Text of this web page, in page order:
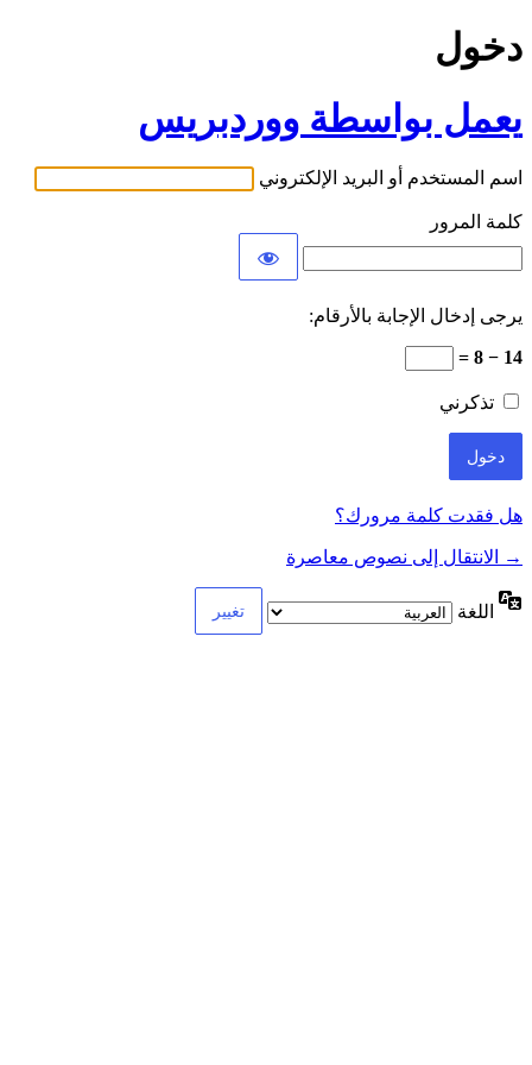
دخول
يعمل بواسطة ووردبريس
اسم المستخدم أو البريد الإلكتروني
كلمة المرور
يرجى إدخال الإجابة بالأرقام:
14 − 8 =
تذكرني
هل فقدت كلمة مرورك؟
→ الانتقال إلى نصوص معاصرة
اللغة